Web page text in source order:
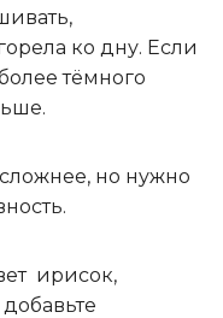
ко дну. Если
тёмного
но нужно
ирисок,